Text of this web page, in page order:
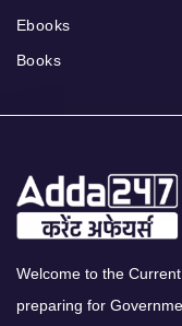
Ebooks
Books
Welcome to the
preparing for